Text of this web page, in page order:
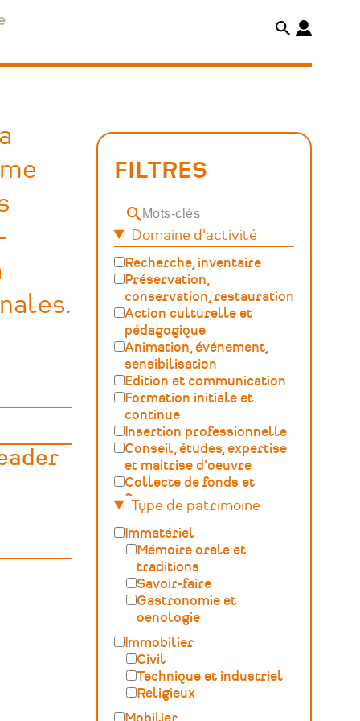
FILTRES
Mots-
clésDomaine d'activité
Recherche, inventaire
Préservation,
conservation, restauration
Action culturelle et
pédagogique
Animation, événement,
sensibilisation
Edition et communication
Formation initiale et
continue
Insertion professionnelle
Conseil, études, expertise
et maitrise d'oeuvre
Collecte de fonds et
financement
Gestion, développement,
ingénierie culturelle
Fédération – Syndicat
professionnel
Sciences du Patrimoine
(GOSP)
Archives /
Documentation
Conservation du
patrimoine et
archéologie
Humanités numériques
Type de patrimoine
Immatériel
Mémoire orale et
traditions
Savoir-faire
Gastronomie et
oenologie
Immobilier
Civil
Technique et industriel
Religieux